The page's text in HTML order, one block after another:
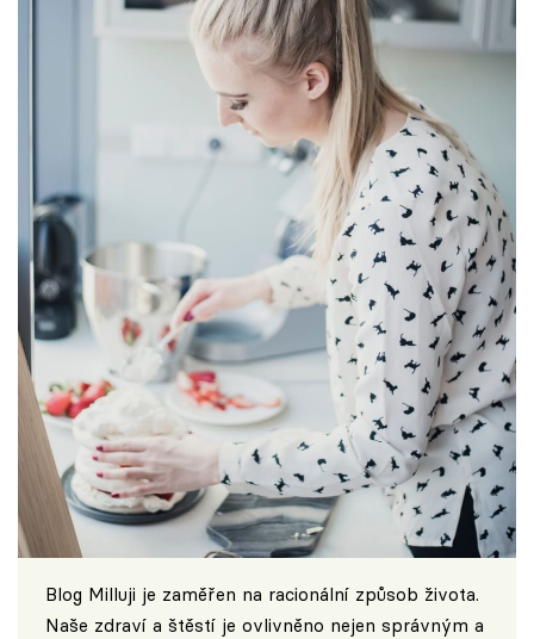
Blog Milluji je zaměřen na racionální způsob života.
Naše zdraví a štěstí je ovlivněno nejen správným a